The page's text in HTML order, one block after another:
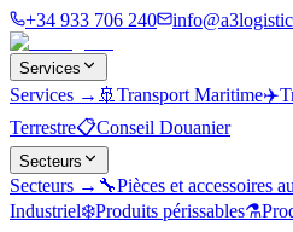
+34 933 706 240
Services
Services → 🚢 Transport Maritime✈️
Terrestre📋Conseil Douanier
Secteurs
Secteurs → 🔧Pièces et accessoires
Industriel❄️Produits périssables⚗️